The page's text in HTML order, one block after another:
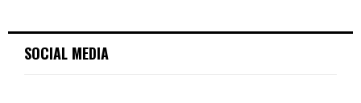
SOCIAL MEDIA